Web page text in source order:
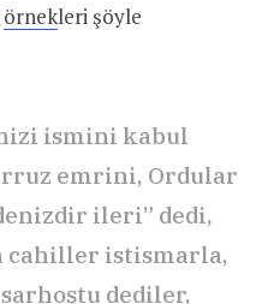
örnekleri şöyle
ismini kabul
emrini, Ordular
ileri” dedi,
cahiller istismarla,
dediler,